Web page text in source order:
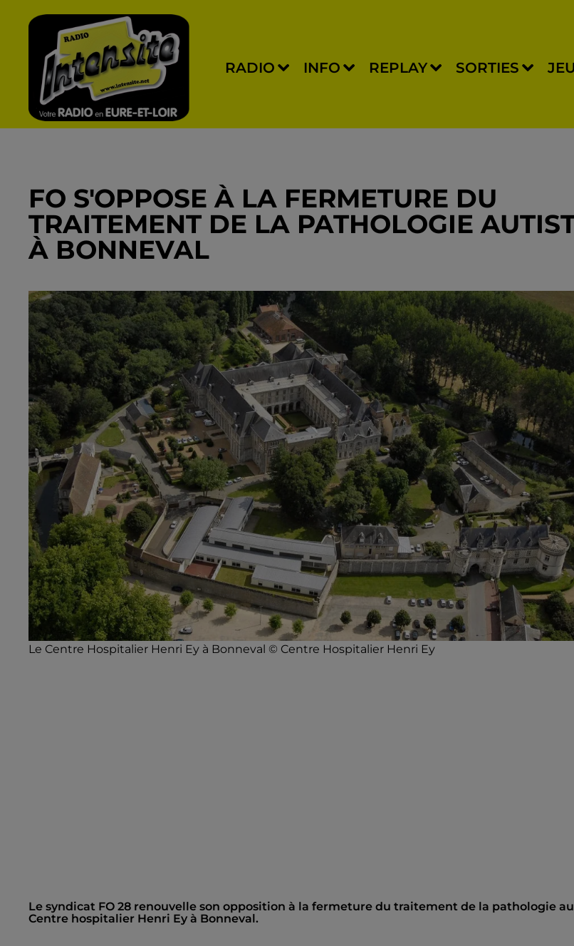
RADIO INFO REPLAY SORTIES
FO S'OPPOSE À LA FERMETURE DU
TRAITEMENT DE LA PATHOLOGIE
À BONNEVAL
Le Centre Hospitalier Henri Ey à Bonneval © Centre Hospitalier Henri Ey
Le syndicat FO 28 renouvelle son opposition à la fermeture du traitement de la pathologie
Centre hospitalier Henri Ey à Bonneval.